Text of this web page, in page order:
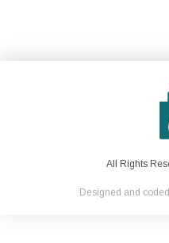
All Rights
Designed and